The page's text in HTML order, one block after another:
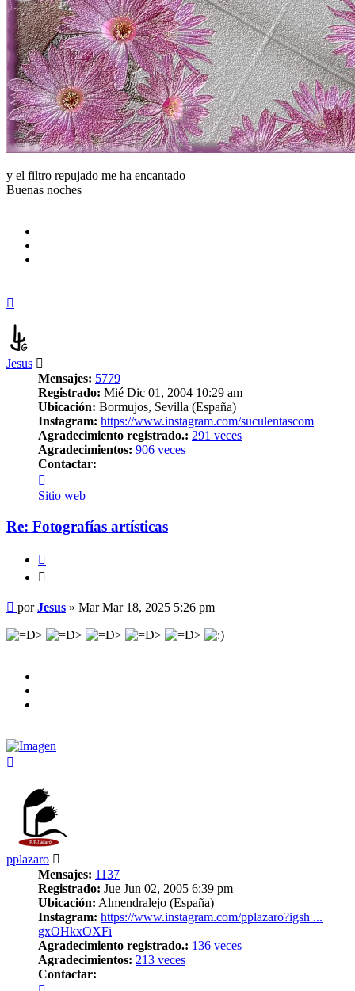
y el filtro repujado me ha encantado
Buenas noches
Jesus
Mensajes: 5779
Registrado: Mié Dic 01, 2004 10:29 am
Ubicación: Bormujos, Sevilla (España)
Instagram: https://www.instagram.com/suculentascom
Agradecimiento registrado.: 291 veces
Agradecimientos: 906 veces
Contactar:
Jesus
Sitio web
Re: Fotografías artísticas
Mensaje
porJesus » Mar Mar 18, 2025 5:26 pm
pplazaro
Mensajes: 1137
Registrado: Jue Jun 02, 2005 6:39 pm
Ubicación: Almendralejo (España)
Instagram: https://www.instagram.com/pplazaro?igsh ...
gxOHkxOXFi
Agradecimiento registrado.: 136 veces
Agradecimientos: 213 veces
Contactar: